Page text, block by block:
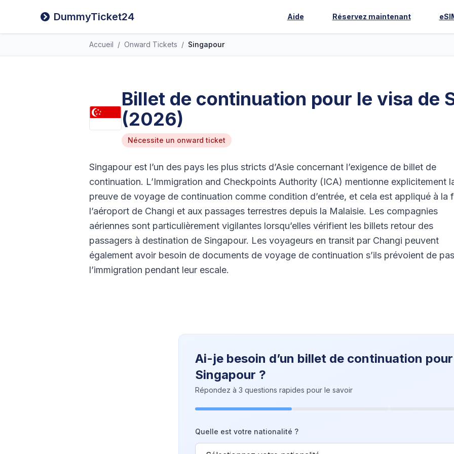
DummyTicket24 Aide Réservez maintenant
Accueil / Onward Tickets / Singapour
Billet de continuation pour le visa de
(2026)
Nécessite un onward ticket
Singapour est l’un des pays les plus stricts d’Asie concernant l’exigence de billet de
continuation. L’Immigration and Checkpoints Authority (ICA) mentionne explicitement
preuve de voyage de continuation comme condition d’entrée, et cela est appliqué à la
l’aéroport de Changi et aux passages terrestres depuis la Malaisie. Les compagnies
aériennes sont particulièrement vigilantes lorsqu’elles vérifient les billets retour des
passagers à destination de Singapour. Les voyageurs en transit par Changi peuvent
également avoir besoin de documents de voyage de continuation s’ils prévoient de
l’immigration pendant leur escale.
Ai-je besoin d’un billet de continuation pour
Singapour ?
Répondez à 3 questions rapides pour le savoir
Quelle est votre nationalité ?